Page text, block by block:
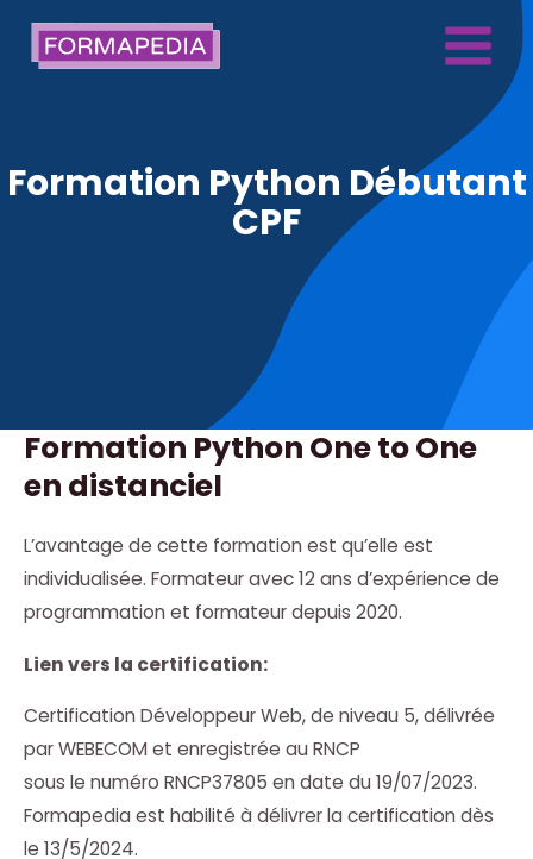
Main
Menu
Formation Python Débutant
CPF
Formation Python One to One
en distanciel
L’avantage de cette formation est qu’elle est
individualisée. Formateur avec 12 ans d’expérience de
programmation et formateur depuis 2020.
Lien vers la certification:
Certification Développeur Web, de niveau 5, délivrée
par WEBECOM et enregistrée au RNCP
sous le numéro RNCP37805 en date du 19/07/2023.
Formapedia est habilité à délivrer la certification dès
le 13/5/2024.